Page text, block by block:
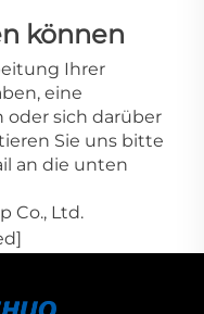
können
Ihrer
eine
oder sich darüber
Sie uns bitte
an die unten
Co., Ltd.